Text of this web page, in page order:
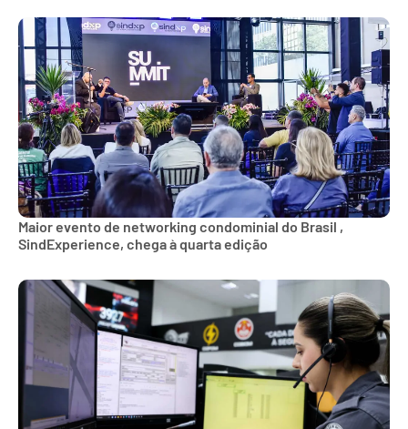
Maior evento de networking condominial do Brasil ,
SindExperience, chega à quarta edição